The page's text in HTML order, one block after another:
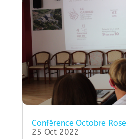
Conférence Octobre Rose
25 Oct 2022